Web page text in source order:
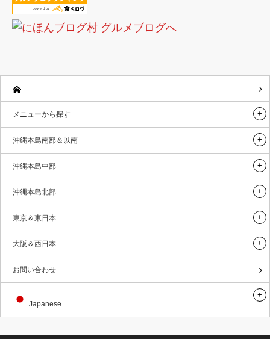
メニューから探す
沖縄本島南部＆以南
沖縄本島中部
沖縄本島北部
東京＆東日本
大阪＆西日本
お問い合わせ
Japanese